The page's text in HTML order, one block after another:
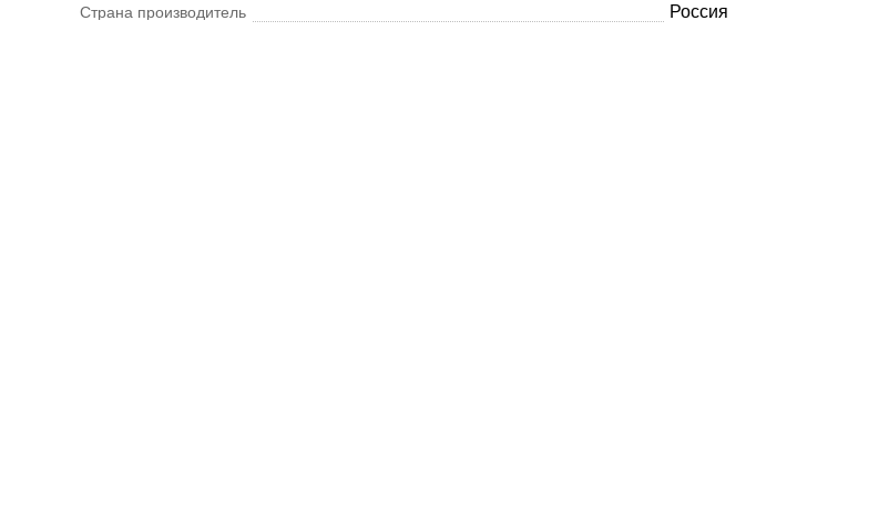
Страна производитель Россия